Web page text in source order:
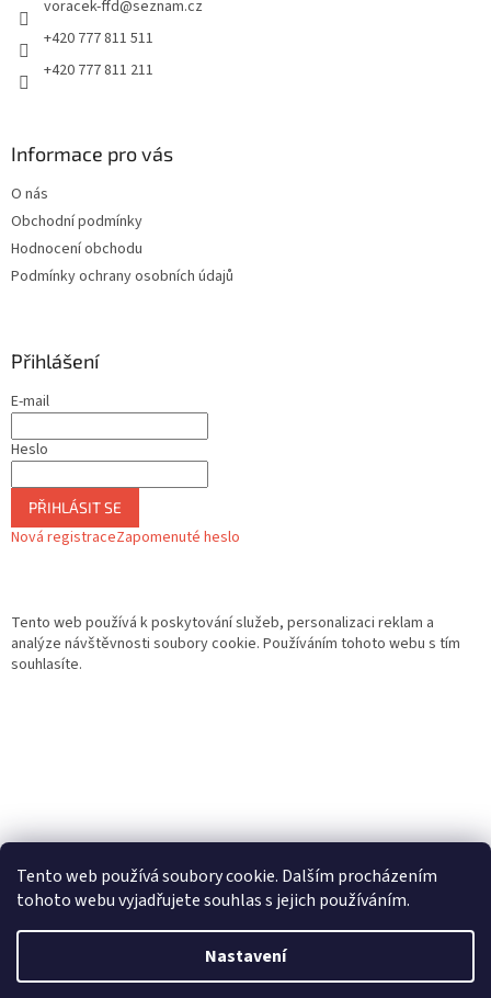
Tento web používá soubory cookie. Dalším procházením
tohoto webu vyjadřujete souhlas s jejich používáním.
Nastavení
voracek-ffd@seznam.cz
+420 777 811 511
+420 777 811 211
Informace pro vás
O nás
Obchodní podmínky
Hodnocení obchodu
Podmínky ochrany osobních údajů
Přihlášení
E-mail
Heslo
PŘIHLÁSIT SE
Nová registraceZapomenuté heslo
Tento web používá k poskytování služeb, personalizaci reklam a
analýze návštěvnosti soubory cookie. Používáním tohoto webu s tím
souhlasíte.